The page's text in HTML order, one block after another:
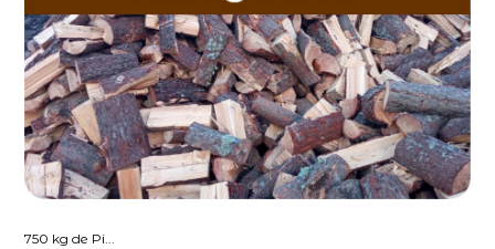
750 kg de Pi...